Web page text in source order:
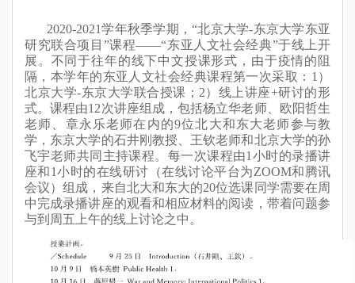
2020-2021学年秋季学期，“北京大学-东京大学东亚
研究联合项目”课程——“东亚人文社会经典”于线上开
展。不同于往年的线下中文授课形式，由于疫情的阻
隔，本学年的东亚人文社会经典课程第一次采取：1）
北京大学-东京大学联合授课；2）线上讲座+研讨的形
式。课程由1 2次讲座组成，包括杨立华老师、欧阳哲生
老师、章永乐老师在内的9位北大和东大老师参与教
学，东京大学的石井刚教授、王钦老师和北京大学的孙
飞宇老师共同主持课程。每一次课程由1小时的录播讲
座和1小时的在线研讨（在线讨论平台为ZOOM和腾讯
会议）组成，来自北大和东大的20位选课同学需要在周
中完成录播讲座的观看和相应材料的阅读，带着问题参
与到周五上午的线上讨论之中。